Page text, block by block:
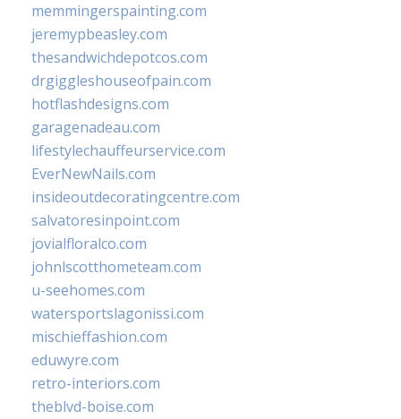
memmingerspainting.com
jeremypbeasley.com
thesandwichdepotcos.com
drgiggleshouseofpain.com
hotflashdesigns.com
garagenadeau.com
lifestylechauffeurservice.com
EverNewNails.com
insideoutdecoratingcentre.com
salvatoresinpoint.com
jovialfloralco.com
johnlscotthometeam.com
u-seehomes.com
watersportslagonissi.com
mischieffashion.com
eduwyre.com
retro-interiors.com
theblvd-boise.com